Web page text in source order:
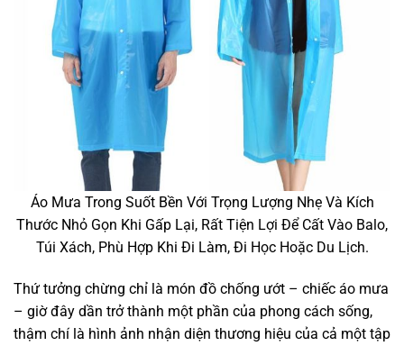
Áo Mưa Trong Suốt Bền Với Trọng Lượng Nhẹ Và Kích
Thước Nhỏ Gọn Khi Gấp Lại, Rất Tiện Lợi Để Cất Vào Balo,
Túi Xách, Phù Hợp Khi Đi Làm, Đi Học Hoặc Du Lịch.
Thứ tưởng chừng chỉ là món đồ chống ướt – chiếc áo mưa
– giờ đây dần trở thành một phần của phong cách sống,
thậm chí là hình ảnh nhận diện thương hiệu của cả một tập